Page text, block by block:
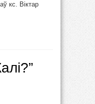
кс. Віктар